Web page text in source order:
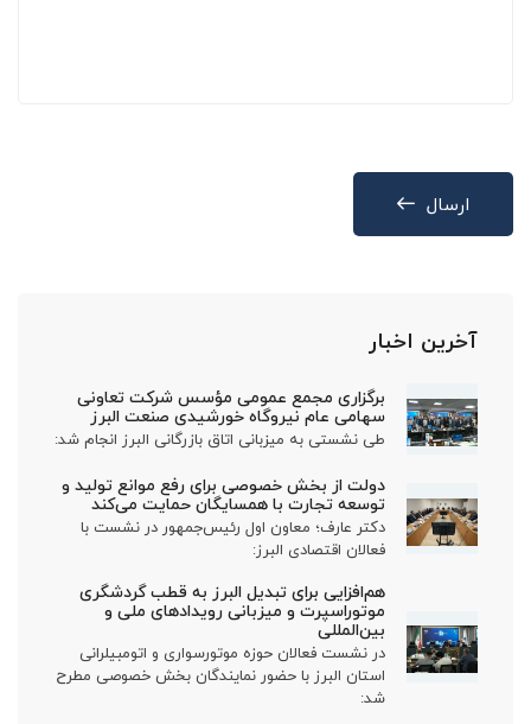
ارسال
آخرین اخبار
برگزاری مجمع عمومی مؤسس شرکت تعاونی
سهامی عام نیروگاه خورشیدی صنعت البرز
طی نشستی به میزبانی اتاق بازرگانی البرز انجام شد:
دولت از بخش خصوصی برای رفع موانع تولید و
توسعه تجارت با همسایگان حمایت می‌کند
دکتر عارف؛ معاون اول رئیس‌جمهور در نشست با
فعالان اقتصادی البرز:
هم‌افزایی برای تبدیل البرز به قطب گردشگری
موتوراسپرت و میزبانی رویدادهای ملی و
بین‌المللی
در نشست فعالان حوزه موتورسواری و اتومبیلرانی
استان البرز با حضور نمایندگان بخش خصوصی مطرح
شد: